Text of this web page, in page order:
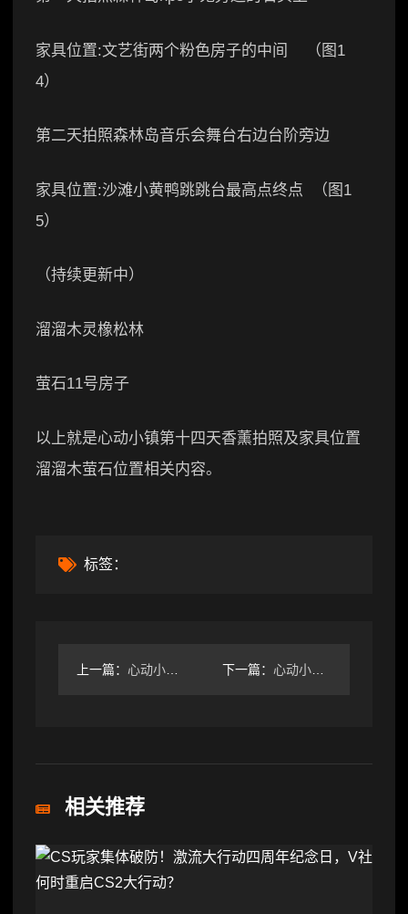
家具位置:文艺街两个粉色房子的中间 （图1
4）
第二天拍照森林岛音乐会舞台右边台阶旁边
家具位置:沙滩小黄鸭跳跳台最高点终点 （图1
5）
（持续更新中）
溜溜木灵橡松林
萤石11号房子
以上就是心动小镇第十四天香薰拍照及家具位置
溜溜木萤石位置相关内容。
标签：
上一篇： 心动小镇8.6溜溜木萤石位置指南，精准找到心仪资源-辰飞雨辰 下一篇： 心动小镇7.18香薰家具及配件位置指南-辰飞雨辰飞雨智可游社
相关推荐